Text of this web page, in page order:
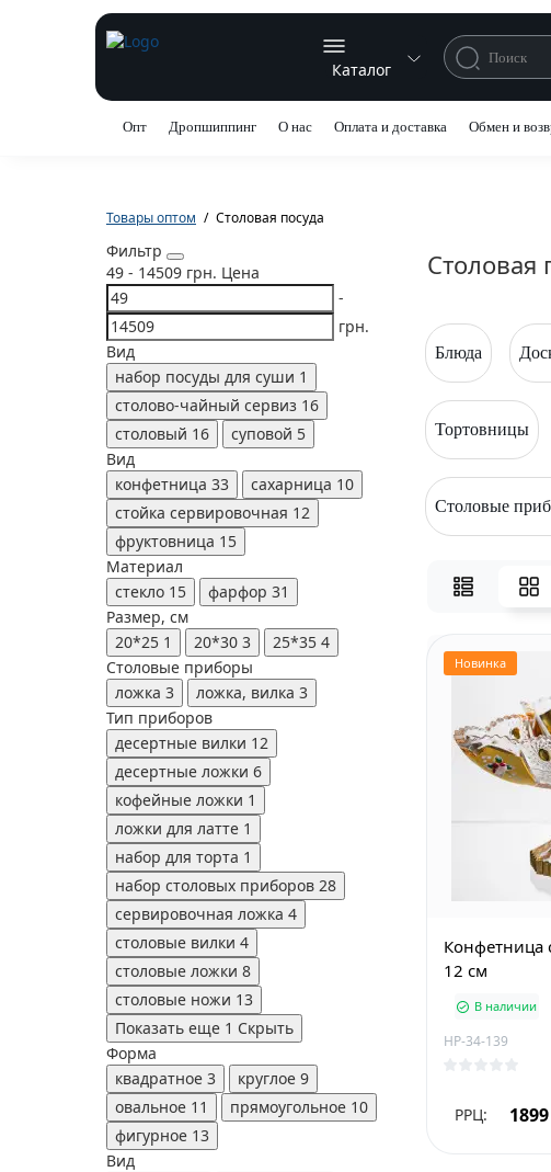
Каталог
Опт Дропшиппинг О нас Оплата и доставка Обмен и
Товары оптом Столовая посуда
Фильтр
49 - 14509 грн. Цена
-
грн.
Вид
набор посуды для суши 1
столово-чайный сервиз 16
столовый 16 суповой 5
Вид
конфетница 33 сахарница 10
стойка сервировочная 12
фруктовница 15
Материал
стекло 15 фарфор 31
Размер, см
20*25 1 20*30 3 25*35 4
Столовые приборы
ложка 3 ложка, вилка 3
Тип приборов
десертные вилки 12
десертные ложки 6
кофейные ложки 1
ложки для латте 1
набор для торта 1
набор столовых приборов 28
сервировочная ложка 4
столовые вилки 4
столовые ложки 8
столовые ножи 13
Показать еще 1 Скрыть
Форма
квадратное 3 круглое 9
овальное 11 прямоугольное 10
фигурное 13
Вид
Столовая
Блюда
Тортовницы
Столовые
Новинка
Конфетница
12 см
В наличии
HP-34-139
РРЦ: